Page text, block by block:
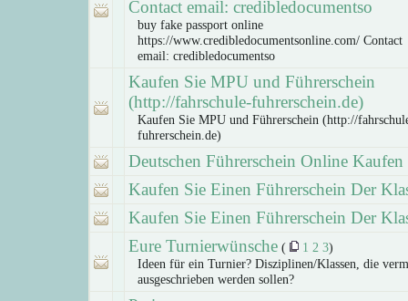
Contact email: credibledocumentso
buy fake passport online
https://www.credibledocumentsonline.com/ Contact
email: credibledocumentso
Kaufen Sie MPU und Führerschein
(http://fahrschule-fuhrerschein.de)
Kaufen Sie MPU und Führerschein (http://
fuhrerschein.de)
Deutschen Führerschein Online Kaufen
Kaufen Sie Einen Führerschein Der
Kaufen Sie Einen Führerschein Der
Eure Turnierwünsche( 1 2 3)
Ideen für ein Turnier? Disziplinen/Klassen, die
ausgeschrieben werden sollen?